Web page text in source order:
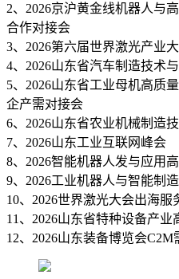
2、2026京沪黄金线机器人与
合作对接会
3、2026第六届世界激光产业
4、2026山东省汽车制造技术
5、2026山东省工业母机高质
企产需对接会
6、2026山东省农业机械制造
7、2026山东工业互联网峰会
8、2026智能机器人发与应用
9、2026工业机器人与智能制
10、2026世界激光大会出海服
11、2026山东省特种设备产业
12、2026山东装备博览会